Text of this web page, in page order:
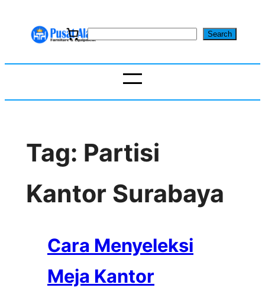
S
r
Search
Tag: Partisi
Kantor Surabaya
Cara Menyeleksi
Meja Kantor